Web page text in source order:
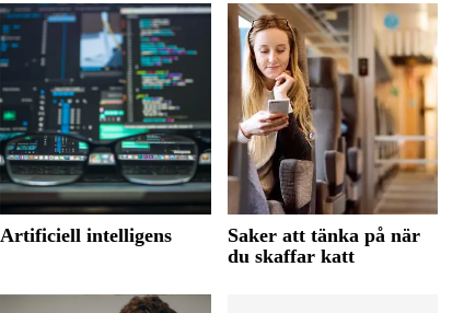
Artificiell intelligens
Saker att tänka på när
du skaffar katt